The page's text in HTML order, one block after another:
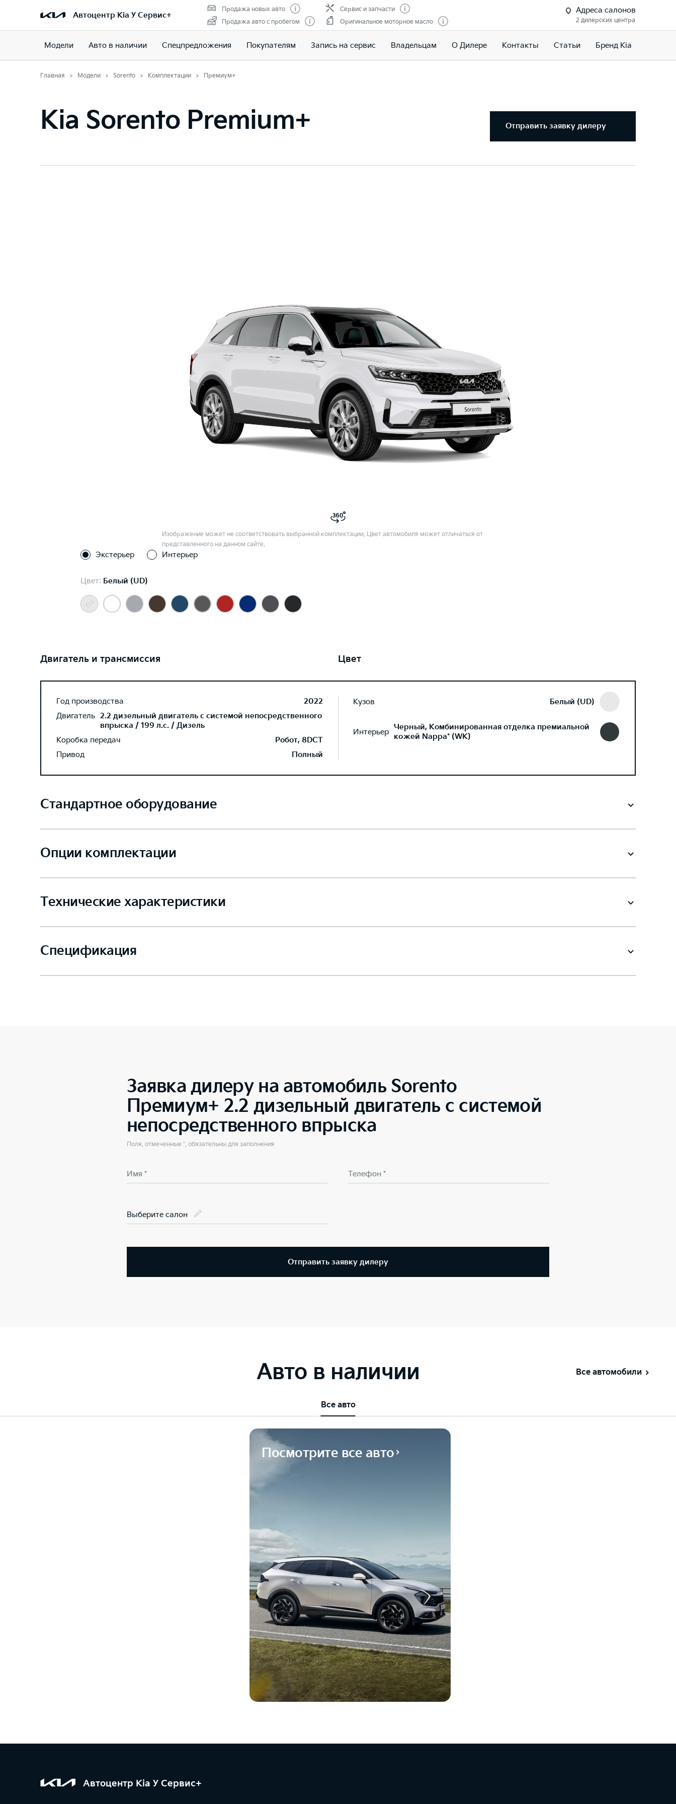
Автоцентр Kia У Сервис+
Продажа новых авто
Продажа авто с пробегом
Сервис и запчасти
Оригинальное моторное масло
Адреса салонов
2 дилерских центра
Модели Авто в наличии Спецпредложения Покупателям Запись на сервис Владельцам О Дилере Контакты Статьи Бренд Kia
Главная Модели Sorento Комплектации Премиум+
Kia Sorento Premium+ Отправить заявку дилеру
Изображение может не соответствовать выбранной комплектации. Цвет автомобиля может отличаться от
представленного на данном сайте.
Экстерьер Интерьер
Цвет: Белый (UD)
Двигатель и трансмиссия
Год производства
2022
Двигатель 2.2 дизельный двигатель с системой непосредственного
впрыска / 199 л.с. / Дизель
Коробка передач
Робот, 8DCT
Привод
Полный
Цвет
Кузов Белый (UD)
Интерьер Черный, Комбинированная отделка премиальной
кожей Nappa* (WK)
Стандартное оборудование
Опции комплектации
Технические характеристики
Спецификация
Заявка дилеру на автомобиль Sorento
Премиум+ 2.2 дизельный двигатель с системой
непосредственного впрыска
Поля, отмеченные *, обязательны для заполнения
Имя * Телефон *
Выберите салон
Отправить заявку дилеру
Авто в наличии Все автомобили
Все авто
Посмотрите все авто
Автоцентр Kia У Сервис+